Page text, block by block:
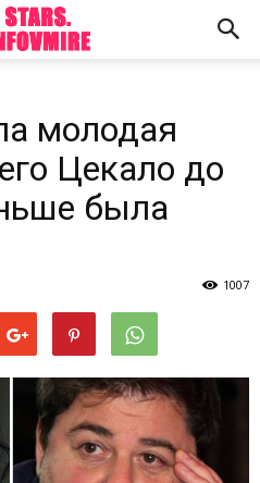
молодая
Цекало до
была
1007